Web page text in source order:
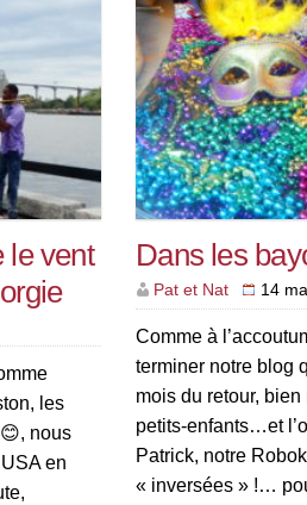
le vent
les
nous
en
Dans les
Pat et Nat 14
Comme à
terminer notre blog
mois du retour,
petits-enfants…et
Patrick, notre
« inversées » !…